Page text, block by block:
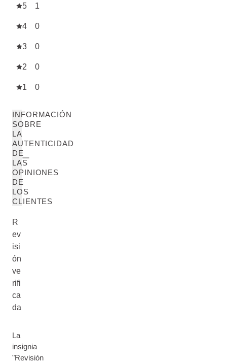
5 1
4 0
3 0
2 0
1 0
INFORMACIÓN
SOBRE
LA
AUTENTICIDAD
DE
LAS
OPINIONES
DE
LOS
CLIENTES
R
ev
isi
ón
ve
rifi
ca
da
La
insignia
"Revisión